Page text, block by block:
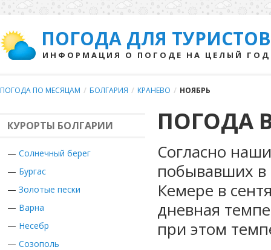
ПОГОДА ДЛЯ ТУРИСТОВ
ИНФОРМАЦИЯ О ПОГОДЕ НА ЦЕЛЫЙ ГОД
ПОГОДА ПО МЕСЯЦАМ / БОЛГАРИЯ / КРАНЕВО / НОЯБРЬ
КУРОРТЫ БОЛГАРИИ
— Солнечный берег
— Бургас
— Золотые пески
— Варна
— Несебр
— Созополь
ПОГОДА
Согласно
побывавших в
Кемере в
дневная
при этом